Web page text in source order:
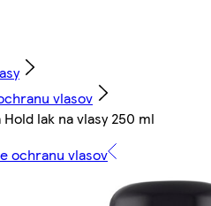
vlasov
Hold lak na vlasy 250 ml
ochranu vlasov